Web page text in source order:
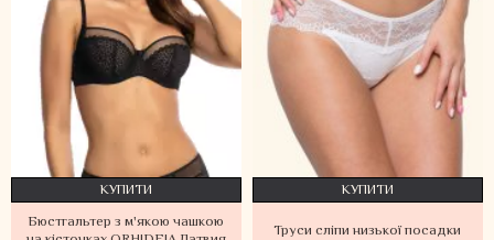
Бюстгальтер з м'якою чашкою
КУПИТИ
Труси сліпи низької посадки
КУПИТИ